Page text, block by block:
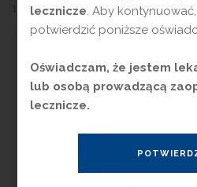
10 lutego 2023 przez
S
zacuje się, że ok.
blisko 9 milionów
codziennie bądź
palacze, ale również
lecznicze . Aby
potwierdzić poniższe
Oświadczam, że jestem
lub osobą prowadzącą
lecznicze.